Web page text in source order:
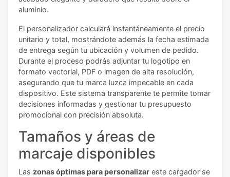
aluminio.
El personalizador calculará instantáneamente el precio
unitario y total, mostrándote además la fecha estimada
de entrega según tu ubicación y volumen de pedido.
Durante el proceso podrás adjuntar tu logotipo en
formato vectorial, PDF o imagen de alta resolución,
asegurando que tu marca luzca impecable en cada
dispositivo. Este sistema transparente te permite tomar
decisiones informadas y gestionar tu presupuesto
promocional con precisión absoluta.
Tamaños y áreas de
marcaje disponibles
Las zonas óptimas para personalizar este cargador se